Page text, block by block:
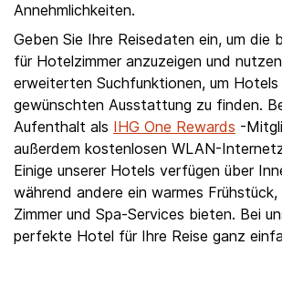
Annehmlichkeiten.
Geben Sie Ihre Reisedaten ein, um die
für Hotelzimmer anzuzeigen und
erweiterten Suchfunktionen, um
gewünschten Ausstattung zu finden.
Aufenthalt als IHG One Rewards -
außerdem kostenlosen WLAN-
Einige unserer Hotels verfügen über
während andere ein warmes
Zimmer und Spa-Services bieten. Bei
perfekte Hotel für Ihre Reise ganz